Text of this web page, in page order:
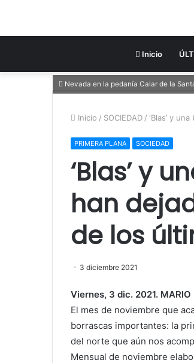
Inicio
Nevada en la pedanía Calar de la
Inicio / SOCIEDAD / ‘Blas’ y
PRIMERA PLANA SOCIEDAD
‘Blas’ y
han
de los
3 diciembre 2021
Viernes, 3 dic. 2021. MARIO
El mes de noviembre que
borrascas importantes: la
del norte que aún nos
Mensual de noviembre